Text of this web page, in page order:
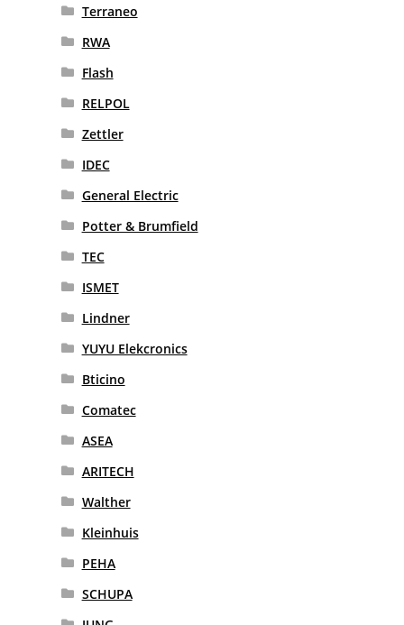
Terraneo
RWA
Flash
RELPOL
Zettler
IDEC
General Electric
Potter & Brumfield
TEC
ISMET
Lindner
YUYU Elekcronics
Bticino
Comatec
ASEA
ARITECH
Walther
Kleinhuis
PEHA
SCHUPA